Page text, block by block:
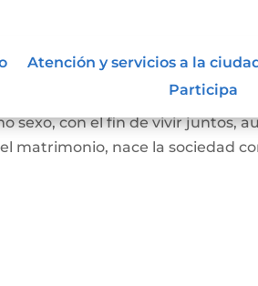
Atención y servicios a la
Participa
juez o notario, por el cual se
sexo, con el fin de vivir juntos,
matrimonio, nace la sociedad